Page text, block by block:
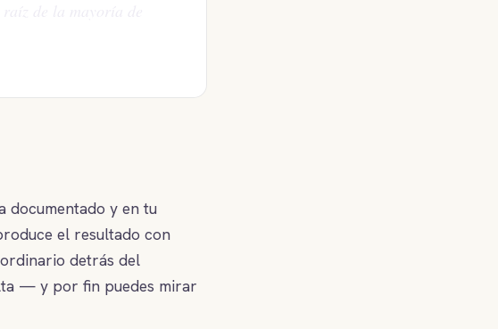
documentado y en tu
el resultado con
detrás del
— y por fin puedes mirar